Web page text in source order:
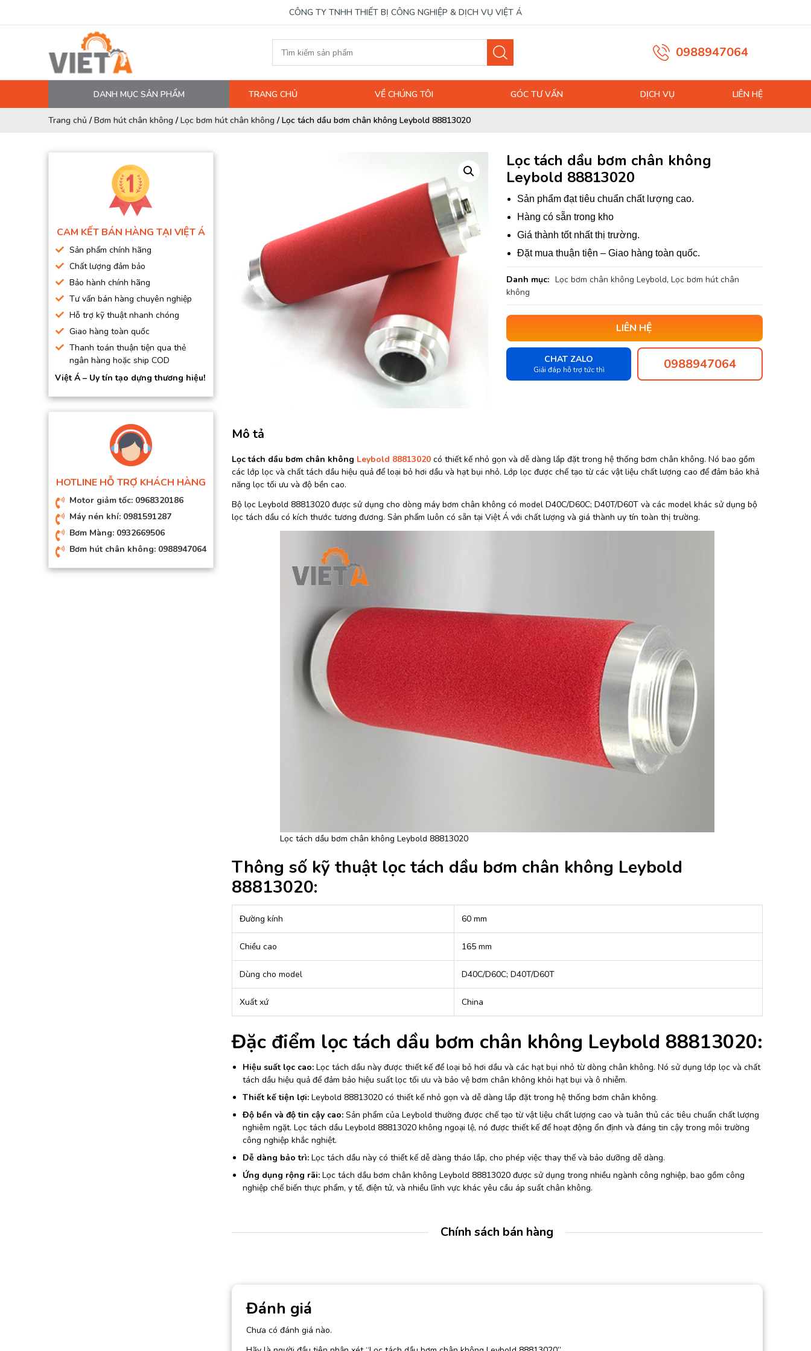
CÔNG TY TNHH THIẾT BỊ CÔNG NGHIỆP & DỊCH VỤ VIỆT Á
0988947064
DANH MỤC SẢN PHẨM
MÁY NÉN KHÍ
DẦU MÁY NÉN KHÍ
DÂY HƠI, ỐNG HƠI
BƠM MÀNG KHÍ NÉN
BƠM HÚT CHÂN KHÔNG
BƠM ĐỊNH LƯỢNG
MOTOR, HỘP GIẢM TỐC
MÁY TẠO KHÍ NITO
TRANG CHỦ VỀ CHÚNG TÔI GÓC TƯ VẤN DỊCH VỤ LIÊN HỆ
Trang chủ /Bơm hút chân không /Lọc bơm hút chân không /Lọc tách dầu bơm chân không Leybold 88813020
CAM KẾT BÁN HÀNG TẠI VIỆT Á
Sản phẩm chính hãng
Chất lượng đảm bảo
Bảo hành chính hãng
Tư vấn bán hàng chuyên nghiệp
Hỗ trợ kỹ thuật nhanh chóng
Giao hàng toàn quốc
Thanh toán thuận tiện qua thẻ
ngân hàng hoặc ship COD
Việt Á – Uy tín tạo dựng thương hiệu!
HOTLINE HỖ TRỢ KHÁCH HÀNG
Motor giảm tốc: 0968320186
Máy nén khí: 0981591287
Bơm Màng: 0932669506
Bơm hút chân không: 0988947064
Lọc tách dầu bơm chân không
Leybold 88813020
Sản phẩm đạt tiêu chuẩn chất lượng cao.
Hàng có sẵn trong kho
Giá thành tốt nhất thị trường.
Đặt mua thuận tiện – Giao hàng toàn quốc.
Danh mục: Lọc bơm chân không Leybold, Lọc bơm hút chân
không
LIÊN HỆ
CHAT ZALO
Giải đáp hỗ trợ tức thì 0988947064
Mô tả
Lọc tách dầu bơm chân không Leybold 88813020có thiết kế nhỏ gọn và dễ dàng lắp đặt trong hệ thống bơm chân không. Nó bao gồm
các lớp lọc và chất tách dầu hiệu quả để loại bỏ hơi dầu và hạt bụi nhỏ. Lớp lọc được chế tạo từ các vật liệu chất lượng cao để đảm bảo khả
năng lọc tối ưu và độ bền cao.
Bộ lọc Leybold 88813020 được sử dụng cho dòng máy bơm chân không có model D40C/D60C; D40T/D60T và các model khác sử dụng bộ
lọc tách dầu có kích thước tương đương. Sản phẩm luôn có sẵn tại Việt Á với chất lượng và giá thành uy tín toàn thị trường.
Lọc tách dầu bơm chân không Leybold 88813020
Thông số kỹ thuật lọc tách dầu bơm chân không Leybold
88813020:
Đường kính 60 mm
Chiều cao 165 mm
Dùng cho model D40C/D60C; D40T/D60T
Xuất xứ China
Đặc điểm lọc tách dầu bơm chân không Leybold 88813020:
Hiệu suất lọc cao:Lọc tách dầu này được thiết kế để loại bỏ hơi dầu và các hạt bụi nhỏ từ dòng chân không. Nó sử dụng lớp lọc và chất
tách dầu hiệu quả để đảm bảo hiệu suất lọc tối ưu và bảo vệ bơm chân không khỏi hạt bụi và ô nhiễm.
Thiết kế tiện lợi:Leybold 88813020 có thiết kế nhỏ gọn và dễ dàng lắp đặt trong hệ thống bơm chân không.
Độ bền và độ tin cậy cao:Sản phẩm của Leybold thường được chế tạo từ vật liệu chất lượng cao và tuân thủ các tiêu chuẩn chất lượng
nghiêm ngặt. Lọc tách dầu Leybold 88813020 không ngoại lệ, nó được thiết kế để hoạt động ổn định và đáng tin cậy trong môi trường
công nghiệp khắc nghiệt.
Dễ dàng bảo trì:Lọc tách dầu này có thiết kế dễ dàng tháo lắp, cho phép việc thay thế và bảo dưỡng dễ dàng.
Ứng dụng rộng rãi:Lọc tách dầu bơm chân không Leybold 88813020 được sử dụng trong nhiều ngành công nghiệp, bao gồm công
nghiệp chế biến thực phẩm, y tế, điện tử, và nhiều lĩnh vực khác yêu cầu áp suất chân không.
Chính sách bán hàng
Đánh giá
Chưa có đánh giá nào.